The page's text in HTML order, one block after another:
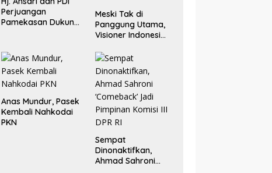
Perjuangan
Pamekasan Dukung
Meski Tak di
Panggung Utama,
Visioner Indonesi
Jadi Perhatian
Publik di Rakerwil
NasDem
Anas Mundur, Pasek
Kembali Nahkodai
PKN
Sempat
Dinonaktifkan,
Ahmad Sahroni